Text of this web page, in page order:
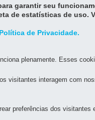
garantir seu
de estatísticas de uso.
de Privacidade.
plenamente. Esses
visitantes interagem com
preferências dos